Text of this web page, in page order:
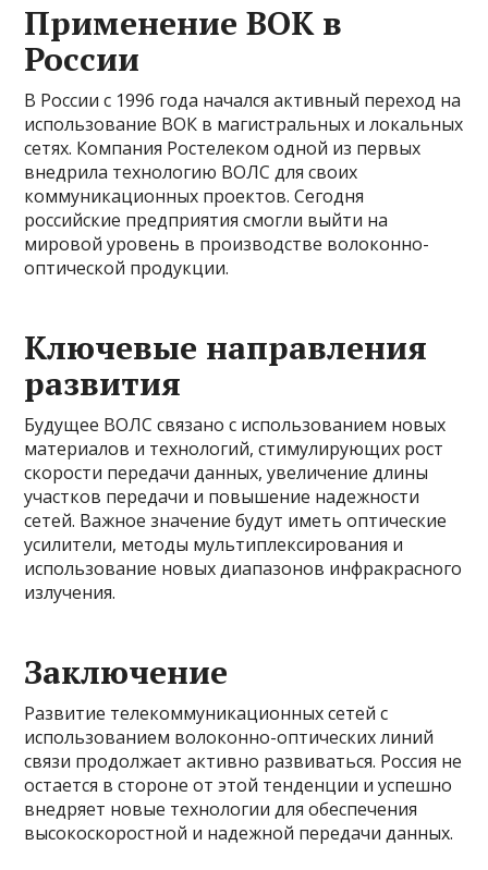
Применение ВОК в
России
В России с 1996 года начался активный переход на
использование ВОК в магистральных и локальных
сетях. Компания Ростелеком одной из первых
внедрила технологию ВОЛС для своих
коммуникационных проектов. Сегодня
российские предприятия смогли выйти на
мировой уровень в производстве волоконно-
оптической продукции.
Ключевые направления
развития
Будущее ВОЛС связано с использованием новых
материалов и технологий, стимулирующих рост
скорости передачи данных, увеличение длины
участков передачи и повышение надежности
сетей. Важное значение будут иметь оптические
усилители, методы мультиплексирования и
использование новых диапазонов инфракрасного
излучения.
Заключение
Развитие телекоммуникационных сетей с
использованием волоконно-оптических линий
связи продолжает активно развиваться. Россия не
остается в стороне от этой тенденции и успешно
внедряет новые технологии для обеспечения
высокоскоростной и надежной передачи данных.